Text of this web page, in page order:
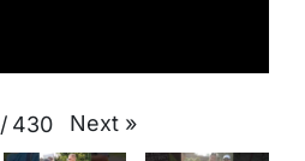
/ 430 Next »